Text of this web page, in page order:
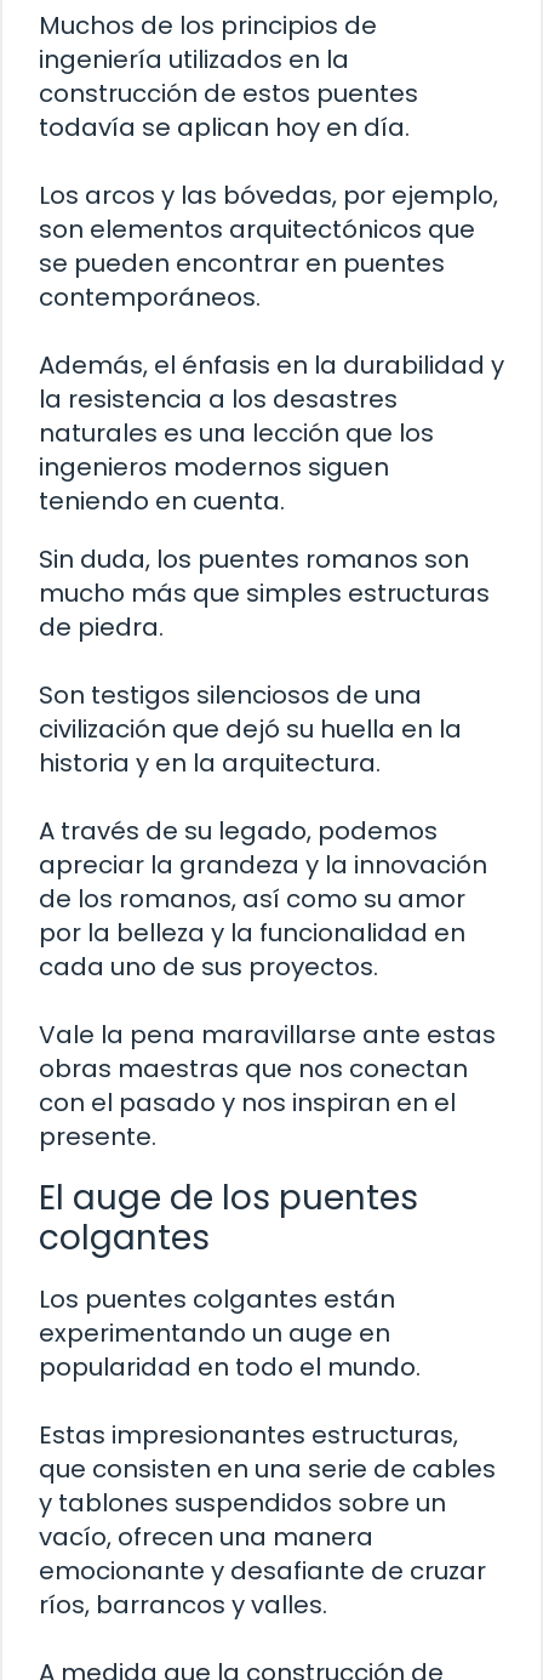
Muchos de los principios de
ingeniería utilizados en la
construcción de estos puentes
todavía se aplican hoy en día.
Los arcos y las bóvedas, por ejemplo,
son elementos arquitectónicos que
se pueden encontrar en puentes
contemporáneos.
Además, el énfasis en la durabilidad y
la resistencia a los desastres
naturales es una lección que los
ingenieros modernos siguen
teniendo en cuenta.
Sin duda, los puentes romanos son
mucho más que simples estructuras
de piedra.
Son testigos silenciosos de una
civilización que dejó su huella en la
historia y en la arquitectura.
A través de su legado, podemos
apreciar la grandeza y la innovación
de los romanos, así como su amor
por la belleza y la funcionalidad en
cada uno de sus proyectos.
Vale la pena maravillarse ante estas
obras maestras que nos conectan
con el pasado y nos inspiran en el
presente.
El auge de los puentes
colgantes
Los puentes colgantes están
experimentando un auge en
popularidad en todo el mundo.
Estas impresionantes estructuras,
que consisten en una serie de cables
y tablones suspendidos sobre un
vacío, ofrecen una manera
emocionante y desafiante de cruzar
ríos, barrancos y valles.
A medida que la construcción de